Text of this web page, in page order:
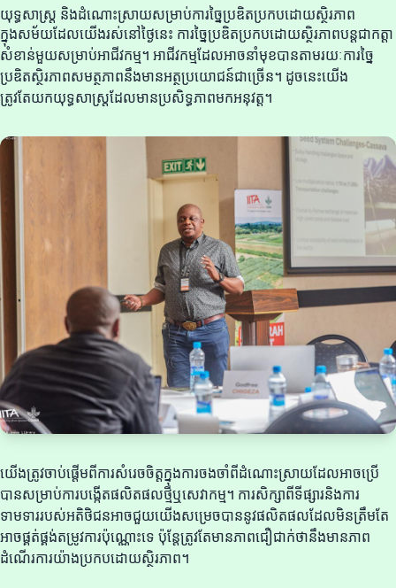
យុទ្ធសាស្ត្រ និងដំណោះស្រាយសម្រាប់ការច្នៃប្រឌិតប្រកបដោយស្ថិរភាព
ក្នុងសម័យដែលយើងរស់នៅថ្ងៃនេះ ការច្នៃប្រឌិតប្រកបដោយស្ថិរភាពបន្តជាកត្តា
សំខាន់មួយសម្រាប់អាជីវកម្ម។ អាជីវកម្មដែលអាចនាំមុខបានតាមរយៈការច្នៃ
ប្រឌិតស្ថិរភាពសមត្ថភាពនឹងមានអត្ថប្រយោជន៍ជាច្រើន។ ដូចនេះយើង
ត្រូវតែយកយុទ្ធសាស្ត្រដែលមានប្រសិទ្ធភាពមកអនុវត្ត។
យើងត្រូវចាប់ផ្តើមពីការសំរេចចិត្តក្នុងការចងចាំពីដំណោះស្រាយដែលអាចប្រើ
បានសម្រាប់ការបង្កើតផលិតផលថ្មីឬសេវាកម្ម។ ការសិក្សាពីទីផ្សារនិងការ
ទាមទាររបស់អតិថិជនអាចជួយយើងសម្រេចបាននូវផលិតផលដែលមិនត្រឹមតែ
អាចផ្គត់ផ្គង់តម្រូវការប៉ុណ្ណោះទេ ប៉ុន្តែត្រូវតែមានភាពជឿជាក់ថានឹងមានភាព
ដំណើរការយ៉ាងប្រកបដោយស្ថិរភាព។